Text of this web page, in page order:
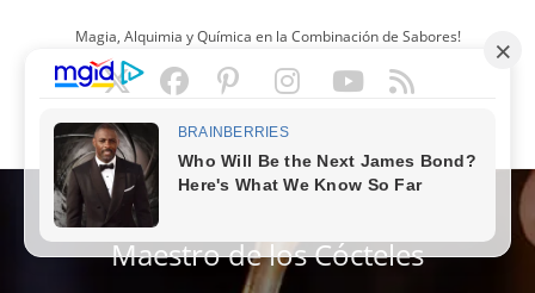
contenido
Magia, Alquimia y Química en la Combinación de Sabores!
ESPAÑOL
Maestro de los Cócteles